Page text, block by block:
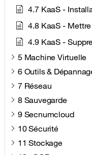
4.7 KaaS -
4.8 KaaS -
4.9 KaaS -
5 Machine Virtuelle
6 Outils &
7 Réseau
8 Sauvegarde
9 Secnumcloud
10 Sécurité
11 Stockage